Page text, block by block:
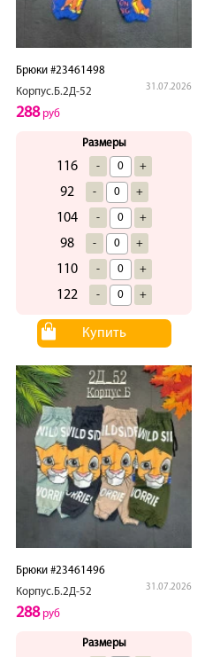
Брюки #23461498
Корпус.Б.2Д-52
31.07.2026
288руб
Размеры
116 - +
92 - +
104 - +
98 - +
110 - +
122 - +
Купить
Брюки #23461496
Корпус.Б.2Д-52
31.07.2026
288руб
Размеры